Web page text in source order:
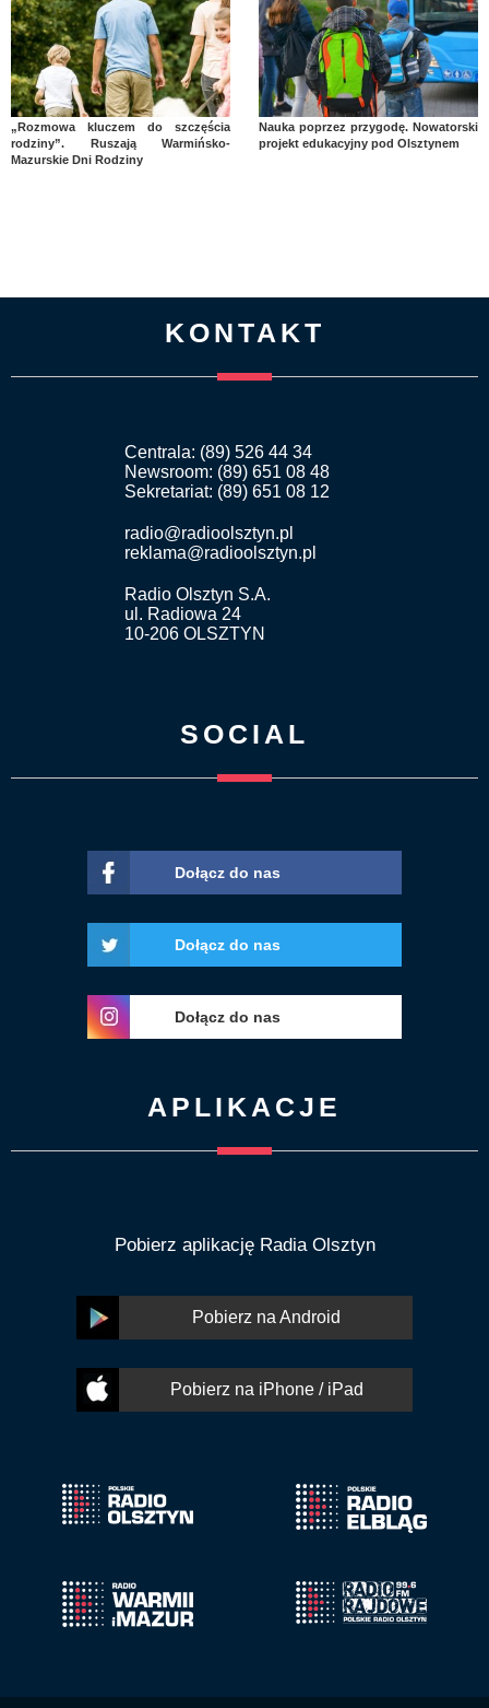
„Rozmowa kluczem do szczęścia
rodziny”. Ruszają Warmińsko-
Mazurskie Dni Rodziny
Nauka poprzez przygodę. Nowatorski
projekt edukacyjny pod Olsztynem
KONTAKT
Centrala: (89) 526 44 34
Newsroom: (89) 651 08 48
Sekretariat: (89) 651 08 12
radio@radioolsztyn.pl
reklama@radioolsztyn.pl
Radio Olsztyn S.A.
ul. Radiowa 24
10-206 OLSZTYN
SOCIAL
Dołącz do nas
Dołącz do nas
Dołącz do nas
APLIKACJE
Pobierz aplikację Radia Olsztyn
Pobierz na Android
Pobierz na iPhone / iPad